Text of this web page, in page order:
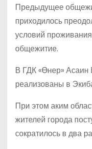
Предыдущее
приходилось
условий
общежитие.
В ГДК «Өнер» Асаин
реализованы в
При этом аким
жителей города
сократилось в два